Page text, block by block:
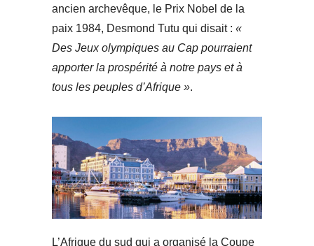
ancien archevêque, le Prix Nobel de la
paix 1984, Desmond Tutu qui disait : «
Des Jeux olympiques au Cap pourraient
apporter la prospérité à notre pays et à
tous les peuples d’Afrique ».
L’Afrique du sud qui a organisé la Coupe